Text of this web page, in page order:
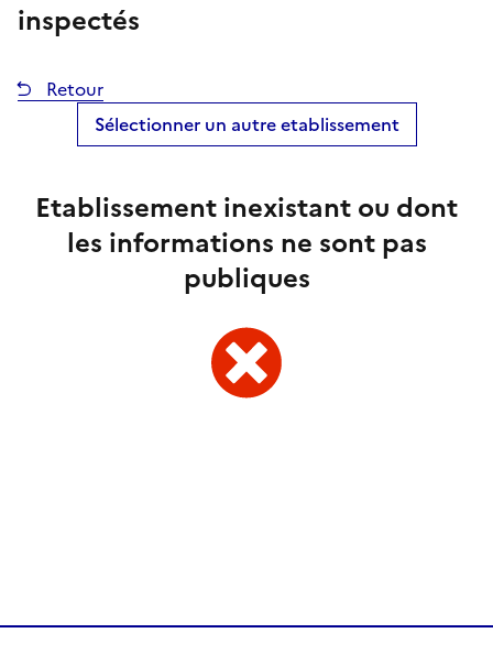
inspectés
Retour
Sélectionner un autre etablissement
Etablissement inexistant ou dont
les informations ne sont pas
publiques